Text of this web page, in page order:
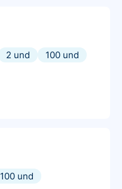
2 und
100 und
100 und